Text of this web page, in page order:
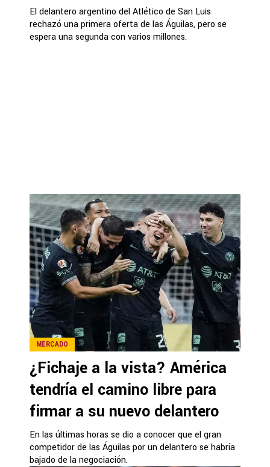
El delantero argentino del Atlético de San Luis
rechazó una primera oferta de las Águilas, pero se
espera una segunda con varios millones.
MERCADO
¿Fichaje a la vista? América
tendría el camino libre para
firmar a su nuevo delantero
En las últimas horas se dio a conocer que el gran
competidor de las Águilas por un delantero se habría
bajado de la negociación.